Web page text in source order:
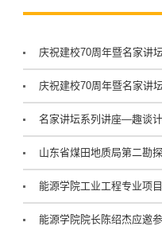
庆祝建校70周年暨名家讲
庆祝建校70周年暨名家讲
名家讲坛系列讲座—趣谈
山东省煤田地质局第二勘
能源学院工业工程专业项
能源学院院长陈绍杰应邀